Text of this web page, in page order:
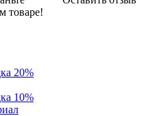
товаре!
20%
10%